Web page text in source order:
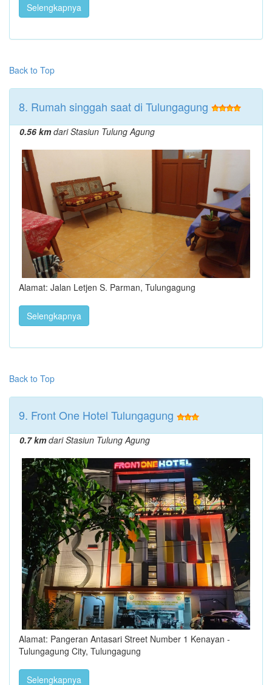
Selengkapnya
Back to Top
8. Rumah singgah saat di Tulungagung
0.56 kmdari Stasiun Tulung Agung
Alamat: Jalan Letjen S. Parman, Tulungagung
Selengkapnya
Back to Top
9. Front One Hotel Tulungagung
0.7 kmdari Stasiun Tulung Agung
Alamat: Pangeran Antasari Street Number 1 Kenayan -
Tulungagung City, Tulungagung
Selengkapnya